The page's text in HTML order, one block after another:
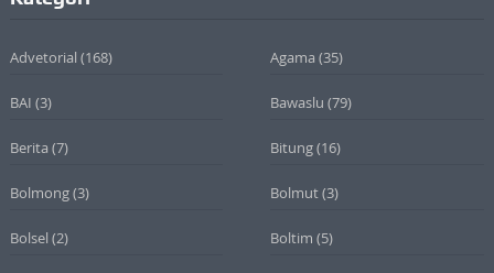
Advetorial (168) Agama (35)
BAI (3) Bawaslu (79)
Berita (7) Bitung(16)
Bolmong(3) Bolmut(3)
Bolsel (2) Boltim (5)